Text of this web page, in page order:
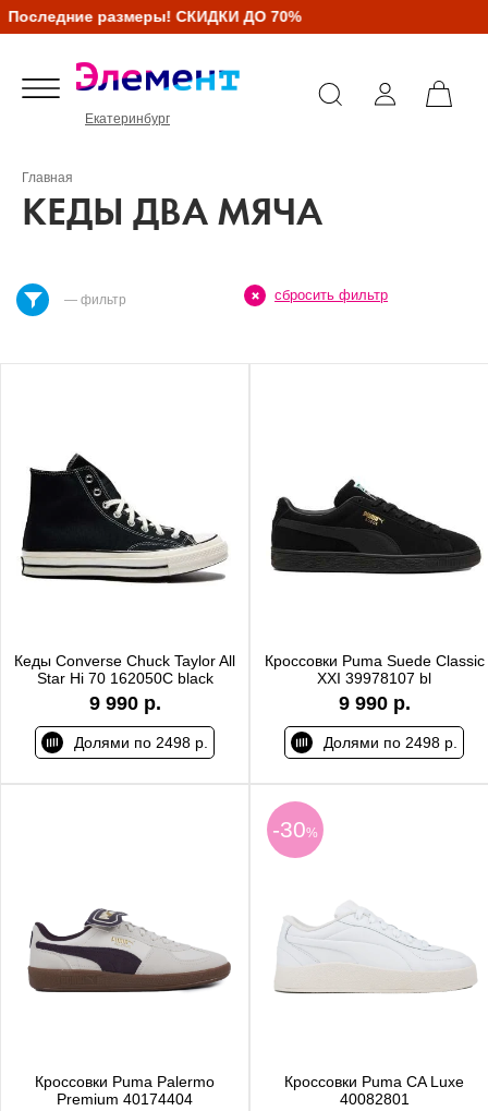
размеры! СКИДКИ ДО 70%
Екатеринбург
Главная
КЕДЫ ДВА МЯЧА
— фильтр сбросить фильтр
Кеды Converse Chuck Taylor All
Star Hi 70 162050C black
9 990 р.
Долями по 2498 р.
Кроссовки Puma Suede Classic
XXI 39978107 bl
9 990 р.
Долями по 2498 р.
Кроссовки Puma Palermo
Premium 40174404
-30%
Кроссовки Puma CA Luxe
40082801